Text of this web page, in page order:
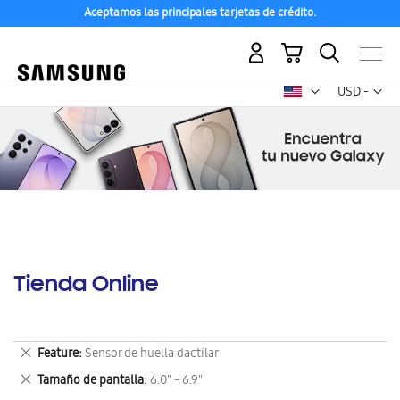
Aceptamos las principales tarjetas de crédito.
USD -
dólar
Mi carrito
Tienda Online
Feature Sensor de huella dactilar
Eliminar
este
artículo
Tamaño de pantalla 6.0" - 6.9"
Eliminar